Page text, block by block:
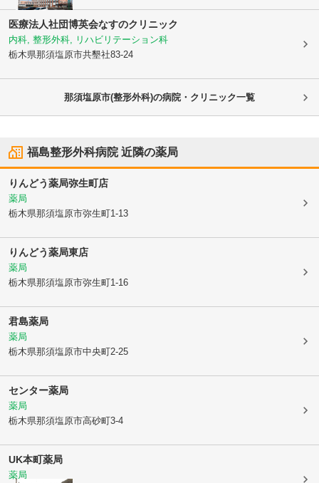
医療法人社団博英会なすのクリニック
内科, 整形外科, リハビリテーション科
栃木県那須塩原市共墾社83-24
那須塩原市(整形外科)の病院・クリニック一覧
福島整形外科病院近隣の薬局
りんどう薬局弥生町店
薬局
栃木県那須塩原市弥生町1-13
りんどう薬局東店
薬局
栃木県那須塩原市弥生町1-16
君島薬局
薬局
栃木県那須塩原市中央町2-25
センター薬局
薬局
栃木県那須塩原市高砂町3-4
UK本町薬局
薬局